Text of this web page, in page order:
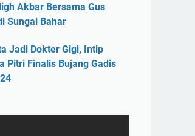
Akbar Bersama Gus
Sungai Bahar
Jadi Dokter Gigi, Intip
Pitri Finalis Bujang Gadis